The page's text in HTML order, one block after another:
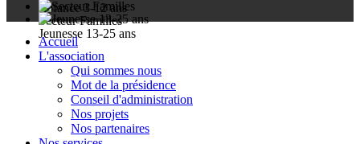
Enfance 3-12 ans
Secteur Familles
Jeunesse 13-25 ans
Accueil
L'association
Qui sommes nous
Mot de la présidence
Conseil d'administration
Nos projets
Nos partenaires